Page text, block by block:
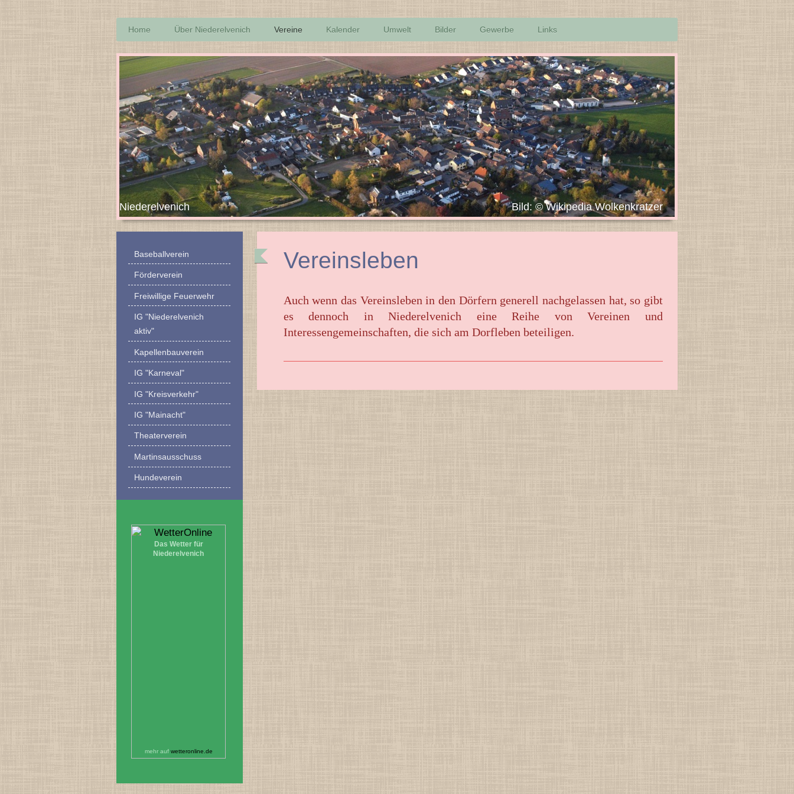
Home Über Niederelvenich Vereine Kalender Umwelt Bilder Gewerbe Links
Niederelvenich Bild: © Wikipedia Wolkenkratzer
Vereinsleben
Auch wenn das Vereinsleben in den Dörfern generell nachgelassen hat, so gibt
es dennoch in Niederelvenich eine Reihe von Vereinen und
Interessengemeinschaften, die sich am Dorfleben beteiligen.
Baseballverein
Förderverein
Freiwillige Feuerwehr
IG "Niederelvenich
aktiv"
Kapellenbauverein
IG "Karneval"
IG "Kreisverkehr"
IG "Mainacht"
Theaterverein
Martinsausschuss
Hundeverein
Das Wetter für
Niederelvenich
mehr auf wetteronline.de